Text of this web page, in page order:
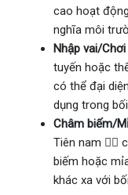
cao hoạt
nghĩa môi
Nhập vai/
tuyến hoặc
có thể đại
dụng trong
Châm biếm/
Tiên nam 🧝‍♂
biếm hoặc
khác xa với